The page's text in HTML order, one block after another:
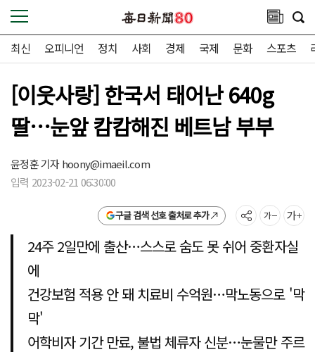
최신 오피니언 정치 사회 경제 국제 문화 스포츠
[이웃사랑] 한국서 태어난 640g
딸…눈앞 캄캄해진 베트남 부부
윤정훈 기자hoony@imaeil.com
입력 2023-02-21 06:30:00
구글 검색 선호 출처로 추가
24주 2일만에 출산…스스로 숨도 못 쉬어 중환자실
에
건강보험 적용 안 돼 치료비 수억원…막노동으로 '막
막'
어학비자 기간 만료, 불법 체류자 신분…눈물만 주르